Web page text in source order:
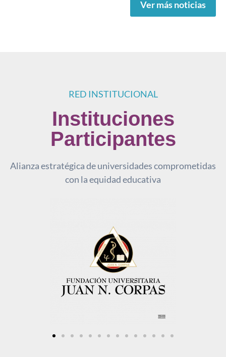
Ver más noticias
RED INSTITUCIONAL
Instituciones
Participantes
Alianza estratégica de universidades comprometidas
con la equidad educativa